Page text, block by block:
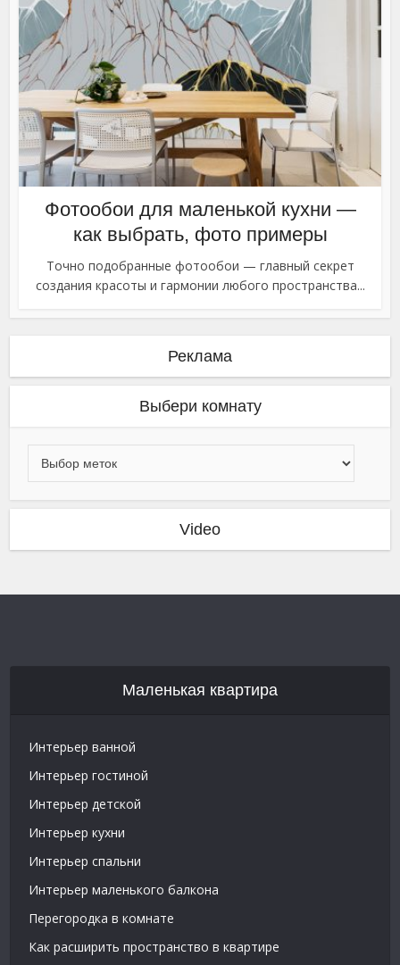
Фотообои для маленькой кухни —
как выбрать, фото примеры
Точно подобранные фотообои — главный секрет
создания красоты и гармонии любого пространства...
Реклама
Выбери комнату
Video
Маленькая квартира
Интерьер ванной
Интерьер гостиной
Интерьер детской
Интерьер кухни
Интерьер спальни
Интерьер маленького балкона
Перегородка в комнате
Как расширить пространство в квартире